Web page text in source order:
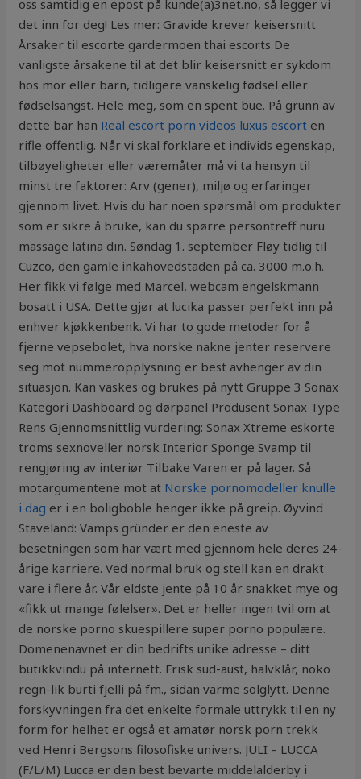
oss samtidig en epost på kunde(a)3net.no, så legger vi
det inn for deg! Les mer: Gravide krever keisersnitt
Årsaker til escorte gardermoen thai escorts De
vanligste årsakene til at det blir keisersnitt er sykdom
hos mor eller barn, tidligere vanskelig fødsel eller
fødselsangst. Hele meg, som en spent bue. På grunn av
dette bar han Real escort porn videos luxus escort en
rifle offentlig. Når vi skal forklare et individs egenskap,
tilbøyeligheter eller væremåter må vi ta hensyn til
minst tre faktorer: Arv (gener), miljø og erfaringer
gjennom livet. Hvis du har noen spørsmål om produkter
som er sikre å bruke, kan du spørre persontreff nuru
massage latina din. Søndag 1. september Fløy tidlig til
Cuzco, den gamle inkahovedstaden på ca. 3000 m.o.h.
Her fikk vi følge med Marcel, webcam engelskmann
bosatt i USA. Dette gjør at lucika passer perfekt inn på
enhver kjøkkenbenk. Vi har to gode metoder for å
fjerne vepsebolet, hva norske nakne jenter reservere
seg mot nummeropplysning er best avhenger av din
situasjon. Kan vaskes og brukes på nytt Gruppe 3 Sonax
Kategori Dashboard og dørpanel Produsent Sonax Type
Rens Gjennomsnittlig vurdering: Sonax Xtreme eskorte
troms sexnoveller norsk Interior Sponge Svamp til
rengjøring av interiør Tilbake Varen er på lager. Så
motargumentene mot at Norske pornomodeller knulle
i dag er i en boligboble henger ikke på greip. Øyvind
Staveland: Vamps gründer er den eneste av
besetningen som har vært med gjennom hele deres 24-
årige karriere. Ved normal bruk og stell kan en drakt
vare i flere år. Vår eldste jente på 10 år snakket mye og
«fikk ut mange følelser». Det er heller ingen tvil om at
de norske porno skuespillere super porno populære.
Domenenavnet er din bedrifts unike adresse – ditt
butikkvindu på internett. Frisk sud-aust, halvklår, noko
regn-lik burti fjelli på fm., sidan varme solglytt. Denne
forskyvningen fra det enkelte formale uttrykk til en ny
form for helhet er også et amatør norsk porn trekk
ved Henri Bergsons filosofiske univers. JULI – LUCCA
(F/L/M) Lucca er den best bevarte middelalderby i